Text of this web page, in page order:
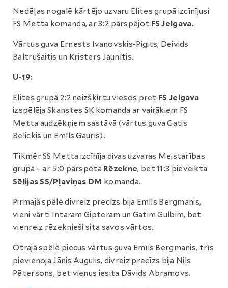
Nedēļas nogalē kārtējo uzvaru Elites grupā izcīnījusi
FS Metta komanda, ar 3:2 pārspējot FS Jelgava.
Vārtus guva Ernests Ivanovskis-Pigits, Deivids
Baltrušaitis un Kristers Jaunītis.
U-19:
Elites grupā 2:2 neizšķirtu viesos pret FS Jelgava
izspēlēja Skanstes SK komanda ar vairākiem FS
Metta audzēkņiem sastāvā (vārtus guva Gatis
Belickis un Emīls Gauris).
Tikmēr SS Metta izcīnīja divas uzvaras Meistarības
grupā – ar 5:0 pārspēta Rēzekne, bet 11:3 pieveikta
Sēlijas SS/Pļaviņas DM komanda.
Pirmajā spēlē divreiz precīzs bija Emīls Bergmanis,
vieni vārti Intaram Gipteram un Gatim Gulbim, bet
vienreiz rēzeknieši sita savos vārtos.
Otrajā spēlē piecus vārtus guva Emīls Bergmanis, trīs
pievienoja Jānis Augulis, divreiz precīzs bija Nils
Pētersons, bet vienus iesita Dāvids Abramovs.